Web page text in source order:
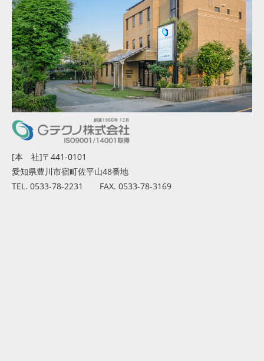
[本 社]〒441-0101
愛知県豊川市宿町佐平山48番地
TEL. 0533-78-2231 FAX. 0533-78-3169